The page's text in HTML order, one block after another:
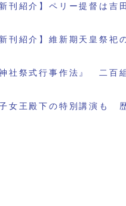
新刊紹介】ペリー提督は
新刊紹介】維新期天皇祭
神社祭式行事作法』 二百
女王殿下の特別講演も